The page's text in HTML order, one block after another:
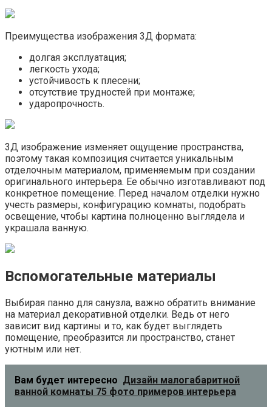
Преимущества изображения 3Д формата:
долгая эксплуатация;
легкость ухода;
устойчивость к плесени;
отсутствие трудностей при монтаже;
ударопрочность.
3Д изображение изменяет ощущение пространства,
поэтому такая композиция считается уникальным
отделочным материалом, применяемым при создании
оригинального интерьера. Ее обычно изготавливают под
конкретное помещение. Перед началом отделки нужно
учесть размеры, конфигурацию комнаты, подобрать
освещение, чтобы картина полноценно выглядела и
украшала ванную.
Вспомогательные материалы
Выбирая панно для санузла, важно обратить внимание
на материал декоративной отделки. Ведь от него
зависит вид картины и то, как будет выглядеть
помещение, преобразится ли пространство, станет
уютным или нет.
Вам будет интересно Дизайн малогабаритной
ванной комнаты 75 фото примеров интерьера